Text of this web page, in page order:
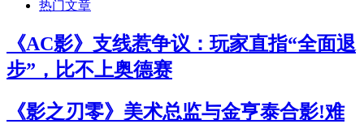
热门文章
《AC影》支线惹争议：玩家直指“全面退
步”，比不上奥德赛
《影之刃零》美术总监与金亨泰合影!难